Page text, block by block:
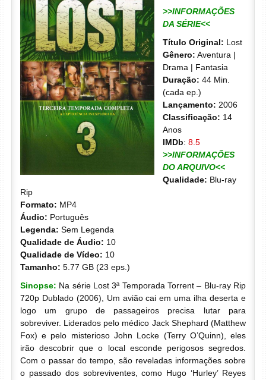
>>INFORMAÇÕES
DA SÉRIE<<
Título Original: Lost
Gênero: Aventura |
Drama | Fantasia
Duração: 44 Min.
(cada ep.)
Lançamento: 2006
Classificação: 14
Anos
IMDb: 8.5
>>INFORMAÇÕES
DO ARQUIVO<<
Qualidade: Blu-ray
Rip
Formato: MP4
Áudio: Português
Legenda: Sem Legenda
Qualidade de Áudio: 10
Qualidade de Vídeo: 10
Tamanho: 5.77 GB (23 eps.)
Sinopse: Na série Lost 3ª Temporada Torrent – Blu-ray Rip
720p Dublado (2006), Um avião cai em uma ilha deserta e
logo um grupo de passageiros precisa lutar para
sobreviver. Liderados pelo médico Jack Shephard (Matthew
Fox) e pelo misterioso John Locke (Terry O’Quinn), eles
irão descobrir que o local esconde perigosos segredos.
Com o passar do tempo, são reveladas informações sobre
o passado dos sobreviventes, como Hugo ‘Hurley’ Reyes